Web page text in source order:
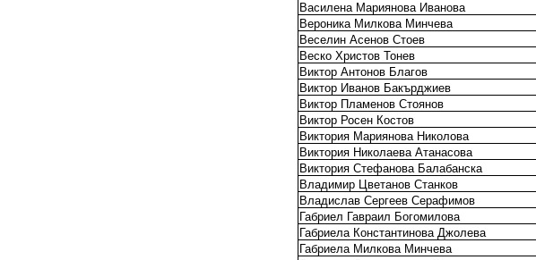
Василена Мариянова Иванова
Вероника Милкова Минчева
Веселин Асенов Стоев
Веско Христов Тонев
Виктор Антонов Благов
Виктор Иванов Бакърджиев
Виктор Пламенов Стоянов
Виктор Росен Костов
Виктория Мариянова Николова
Виктория Николаева Атанасова
Виктория Стефанова Балабанска
Владимир Цветанов Станков
Владислав Сергеев Серафимов
Габриел Гавраил Богомилова
Габриела Константинова Джолева
Габриела Милкова Минчева